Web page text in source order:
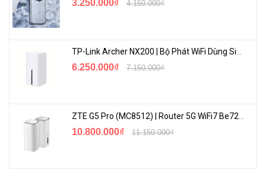
Kết nối 1G Uplink: Khả năng kết nối với các thiết bị 1G Uplink
giúp tối ưu hóa hiệu suất mạng và tương lai hóa mạng lưới.
ứng nhu cầu đa dạng của doanh nghiệp.
Tiết kiệm năng lượng
3.250.000₫ 4.150.000₫
6.250.000₫ 7.150.000₫
10.800.000₫ 11.150.000₫